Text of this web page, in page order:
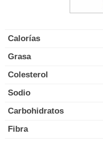
Calorías
Grasa
Colesterol
Sodio
Carbohidratos
Fibra